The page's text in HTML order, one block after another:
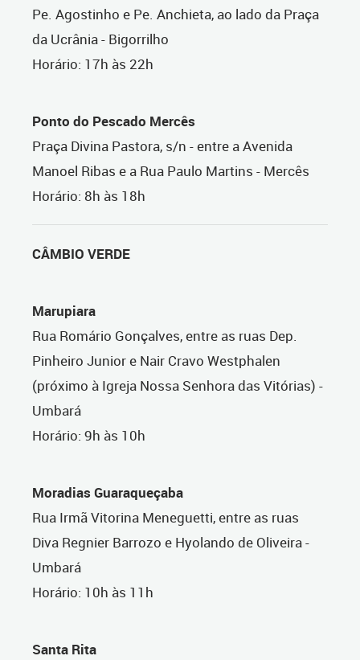
Pe. Agostinho e Pe. Anchieta, ao lado da Praça
da Ucrânia - Bigorrilho
Horário: 17h às 22h
Ponto do Pescado Mercês
Praça Divina Pastora, s/n - entre a Avenida
Manoel Ribas e a Rua Paulo Martins - Mercês
Horário: 8h às 18h
CÂMBIO VERDE
Marupiara
Rua Romário Gonçalves, entre as ruas Dep.
Pinheiro Junior e Nair Cravo Westphalen
(próximo à Igreja Nossa Senhora das Vitórias) -
Umbará
Horário: 9h às 10h
Moradias Guaraqueçaba
Rua Irmã Vitorina Meneguetti, entre as ruas
Diva Regnier Barrozo e Hyolando de Oliveira -
Umbará
Horário: 10h às 11h
Santa Rita